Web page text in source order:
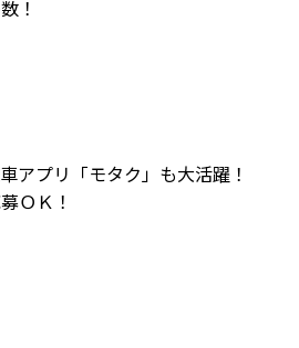
！
アプリ「モタク」も大活躍！
ＯＫ！